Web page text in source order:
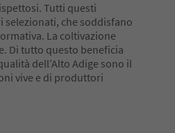
Tutti questi
che soddisfano
La coltivazione
Di tutto questo beneficia